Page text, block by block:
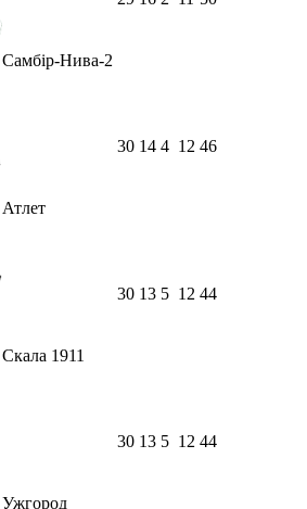
Самбір-Нива-2
Атлет
30 14 4 12 46
Скала 1911
30 13 5 12 44
Ужгород
30 13 5 12 44